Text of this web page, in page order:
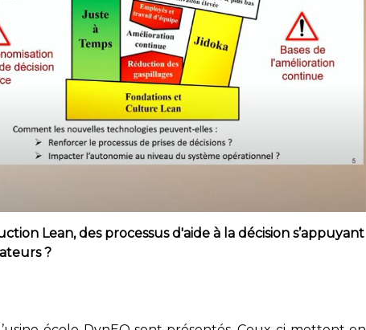
Lean, des processus d'aide à la décision s’appuyant
?